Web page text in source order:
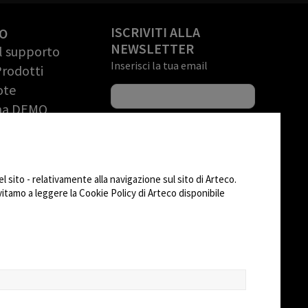
supporto
DEMO
ISCRIVITI ALLA
NEWSLETTER
Inserisci la tua email
sito - relativamente alla navigazione sul sito di Arteco.
a leggere la Cookie Policy di Arteco disponibile